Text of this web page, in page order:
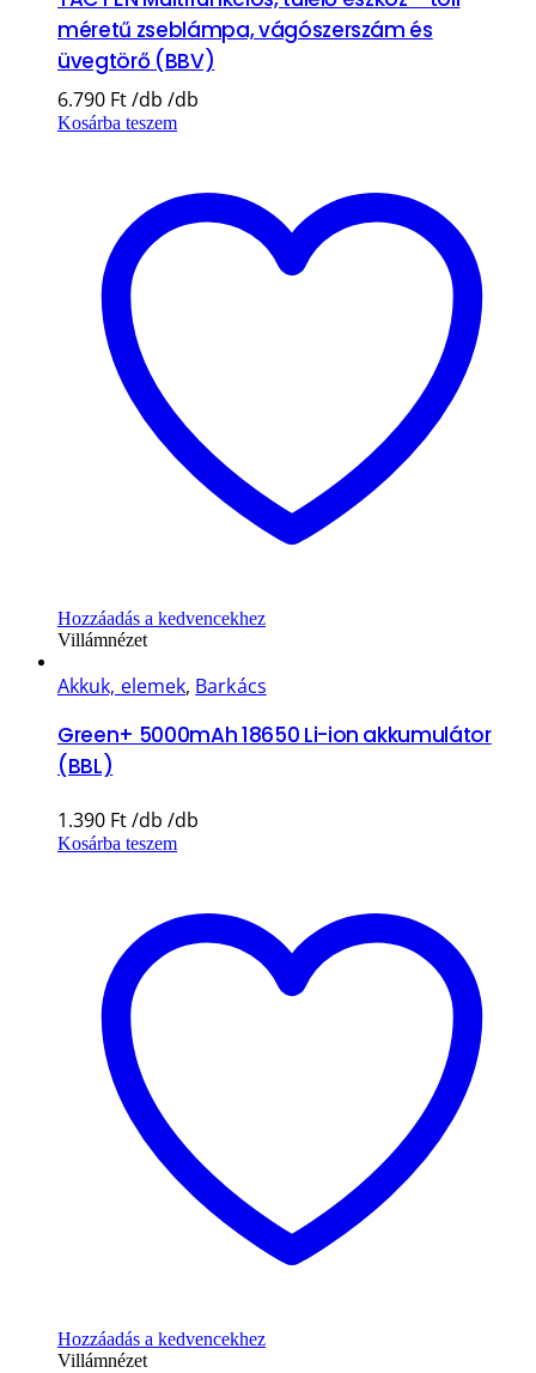
méretű zseblámpa, vágószerszám és
üvegtörő (BBV)
6.790 Ft
Kosárba teszem
Hozzáadás a kedvencekhez
Villámnézet
Akkuk, elemek, Barkács
Green+ 5000mAh 18650 Li-ion akkumulátor
(BBL)
1.390 Ft
Kosárba teszem
Hozzáadás a kedvencekhez
Villámnézet